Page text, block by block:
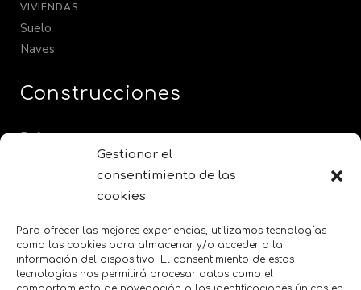
Gestionar el
consentimiento de las
cookies
Para ofrecer las mejores experiencias, utilizamos tecnologías
como las cookies para almacenar y/o acceder a la
información del dispositivo. El consentimiento de estas
tecnologías nos permitirá procesar datos como el
VIVIENDAS
Suelo
Naves
Construcciones
Reformas
Proyectos e instalaciones
Rehabilitaciones
PRO BOL ONE
SOBRE NOSOTROS